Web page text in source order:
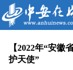
【2022年“安徽
护天使”